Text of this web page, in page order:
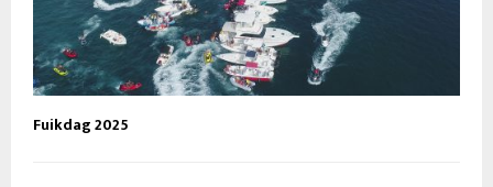
Fuikdag 2025